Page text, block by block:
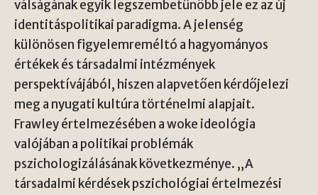
válságának egyik legszembetűnőbb jele ez az új
identitáspolitikai paradigma. A jelenség
különösen figyelemreméltó a hagyományos
értékek és társadalmi intézmények
perspektívájából, hiszen alapvetően kérdőjelezi
meg a nyugati kultúra történelmi alapjait.
Frawley értelmezésében a woke ideológia
valójában a politikai problémák
pszichologizálásának következménye. „A
társadalmi kérdések pszichológiai értelmezési